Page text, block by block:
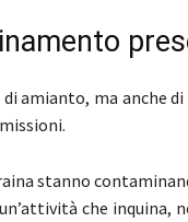
amianto, ma anche di
stanno
che inquina,